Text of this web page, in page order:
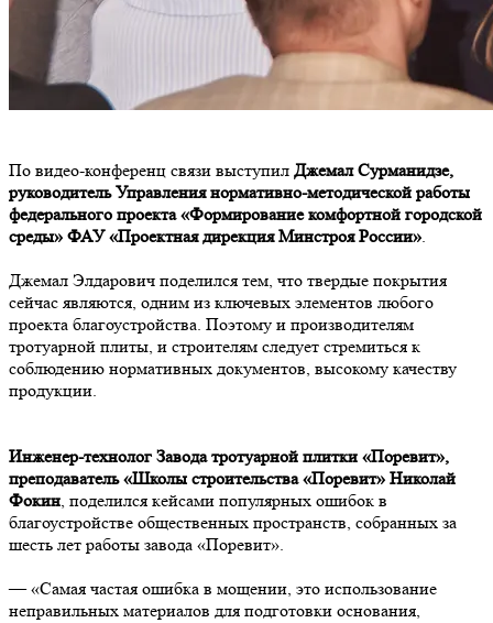
По видео-конференц связи выступил Джемал Сурманидзе,
руководитель Управления нормативно-методической работы
федерального проекта «Формирование комфортной городской
среды» ФАУ «Проектная дирекция Минстроя России».
Джемал Элдарович поделился тем, что твердые покрытия
сейчас являются, одним из ключевых элементов любого
проекта благоустройства. Поэтому и производителям
тротуарной плиты, и строителям следует стремиться к
соблюдению нормативных документов, высокому качеству
продукции.
Инженер-технолог Завода тротуарной плитки «Поревит»,
преподаватель «Школы строительства «Поревит» Николай
Фокин, поделился кейсами популярных ошибок в
благоустройстве общественных пространств, собранных за
шесть лет работы завода «Поревит».
— «Самая частая ошибка в мощении, это использование
неправильных материалов для подготовки основания,